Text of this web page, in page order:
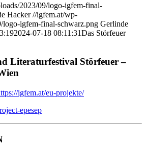
2023/09/logo-igfem-final-
Hacker //igfem.at/wp-
logo-igfem-final-schwarz.png Gerlinde
2024-07-18 08:11:31Das Störfeuer
Literaturfestival Störfeuer –
igfem.at/eu-projekte/
epesep